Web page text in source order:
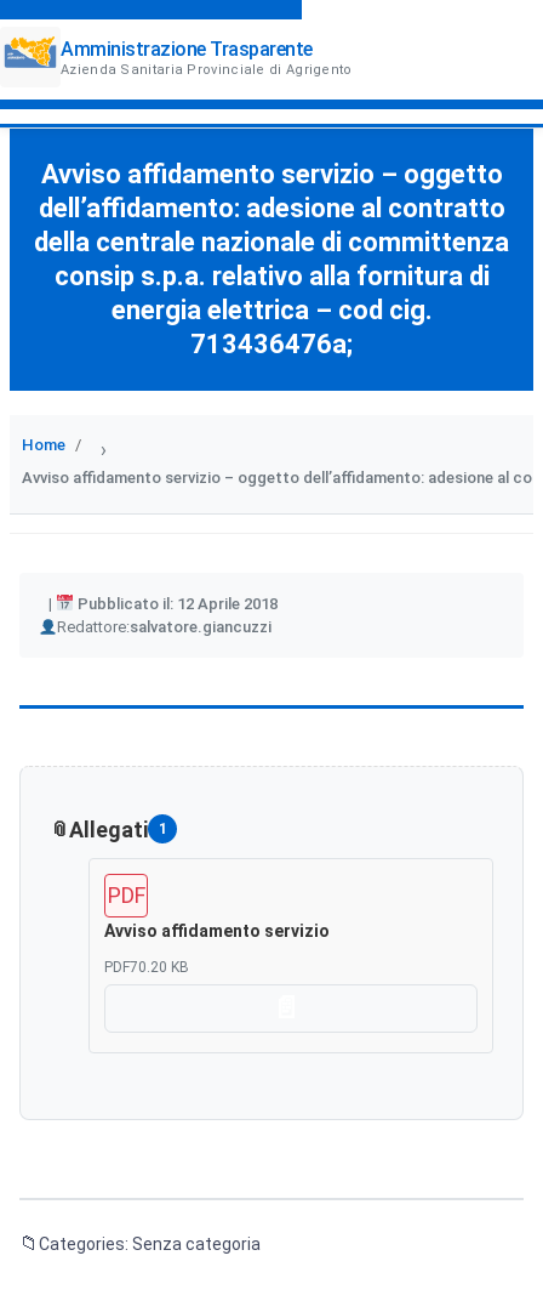
Amministrazione Trasparente
Azienda Sanitaria Provinciale di Agrigento
Avviso affidamento servizio – oggetto
dell’affidamento: adesione al contratto
della centrale nazionale di committenza
consip s.p.a. relativo alla fornitura di
energia elettrica – cod cig.
713436476a;
Home ›
Avviso affidamento servizio – oggetto dell’affidamento: adesione al
Pubblicato il: 12 Aprile 2018
Redattore:
Author salvatore.giancuzzi
Allegati 1
PDF
Avviso affidamento servizio
PDF70.20 KB
Categories: Senza categoria